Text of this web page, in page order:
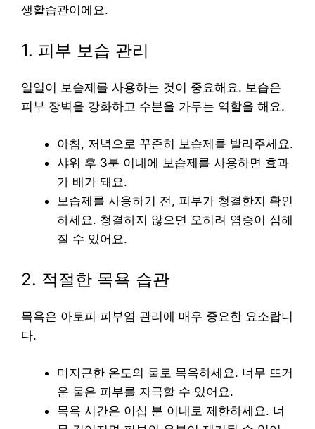
생활습관이에요.
1. 피부 보습 관리
일일이 보습제를 사용하는 것이 중요해요. 보습은
피부 장벽을 강화하고 수분을 가두는 역할을 해요.
아침, 저녁으로 꾸준히 보습제를 발라주세요.
샤워 후 3분 이내에 보습제를 사용하면 효과
가 배가 돼요.
보습제를 사용하기 전, 피부가 청결한지 확인
하세요. 청결하지 않으면 오히려 염증이 심해
질 수 있어요.
2. 적절한 목욕 습관
목욕은 아토피 피부염 관리에 매우 중요한 요소랍니
다.
미지근한 온도의 물로 목욕하세요. 너무 뜨거
운 물은 피부를 자극할 수 있어요.
목욕 시간은 이십 분 이내로 제한하세요. 너